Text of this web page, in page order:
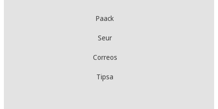
Paack
Seur
Correos
Tipsa